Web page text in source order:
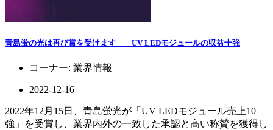
青島蛍の光は再び賞を受けます——UV LEDモジュールの収益十強
コーナー: 業界情報
2022-12-16
2022年12月15日、青島蛍光が「UV LEDモジュール売上10
強」を受賞し、業界内外の一致した承認と高い称賛を獲得し